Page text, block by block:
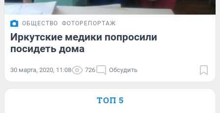
ОБЩЕСТВО ФОТОРЕПОРТАЖ
Иркутские медики попросили
посидеть дома
30 марта, 2020, 11:08 726 Обсудить
ТОП 5